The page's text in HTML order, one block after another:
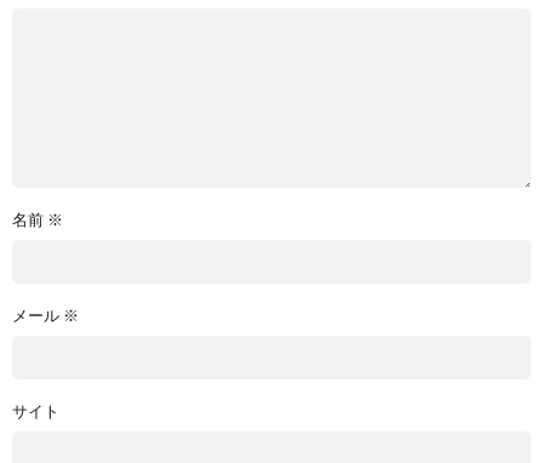
名前 ※
メール ※
サイト